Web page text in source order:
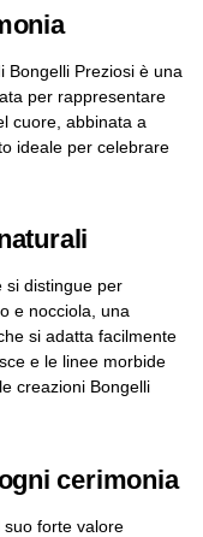
Bongelli Preziosi è una
per rappresentare
cuore, abbinata a
ideale per celebrare
si distingue per
e nocciola, una
si adatta facilmente
e le linee morbide
creazioni Bongelli
cerimonia
forte valore